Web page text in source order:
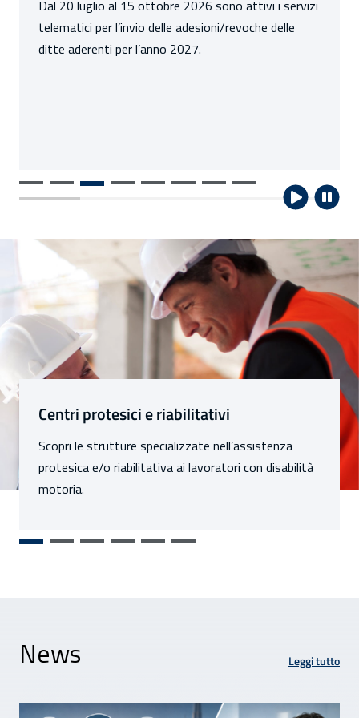
Dal 20 luglio al 15 ottobre 2026 sono attivi i servizi
telematici per l’invio delle adesioni/revoche delle
ditte aderenti per l’anno 2027.
Sezioni
Centri protesici e riabilitativi
Scopri le strutture specializzate nell’assistenza
protesica e/o riabilitativa ai lavoratori con disabilità
motoria.
News Leggi tutto